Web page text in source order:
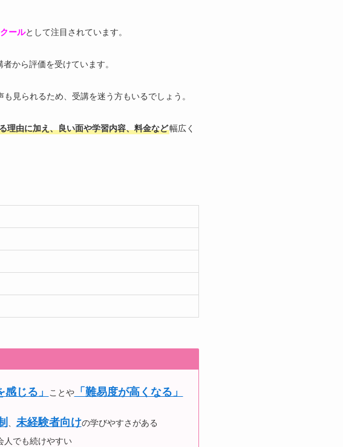
ールとして注目されています。
から評価を受けています。
見られるため、受講を迷う方もいるでしょう。
理由に加え、良い面や学習内容、料金など幅広く
感じる」 ことや「難易度が高くなる」
、 未経験者向けの学びやすさがある
人でも続けやすい